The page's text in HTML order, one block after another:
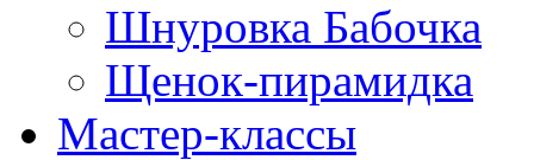
Шнуровка Бабочка
Щенок-пирамидка
Мастер-классы